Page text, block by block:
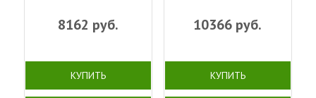
8162 руб.
КУПИТЬ
10366 руб.
КУПИТЬ